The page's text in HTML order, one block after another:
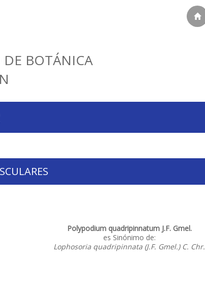
BOTÁNICA
Polypodium quadripinnatum J.F. Gmel.
es Sinónimo de:
Lophosoria quadripinnata (J.F. Gmel.) C. Chr.